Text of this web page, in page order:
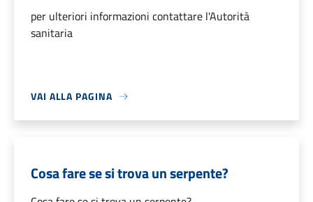
per ulteriori informazioni contattare l'Autorità
sanitaria
VAI ALLA PAGINA
Cosa fare se si trova un serpente?